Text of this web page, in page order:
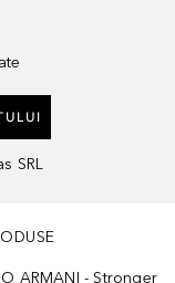
SRL
ARMANI - Stronger